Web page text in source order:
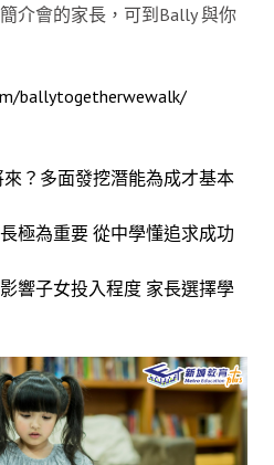
介會的家長，可到Bally 與你
ballytogetherwewalk/
？多面發挖潛能為成才基本
極為重要 從中學懂追求成功
響子女投入程度 家長選擇學